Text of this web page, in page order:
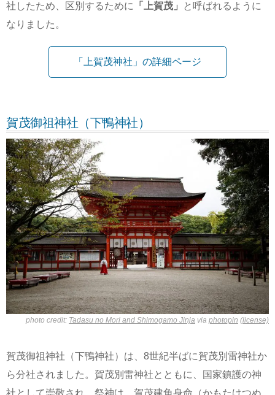
社したため、区別するために
「上賀茂」
と呼ばれるように
なりました。
「上賀茂神社」の詳細ページ
賀茂御祖神社（下鴨神社）
photo credit: Tadasu no Mori and Shimogamo Jinja via photopin (license)
賀茂御祖神社（下鴨神社）は、8世紀半ばに賀茂別雷神社か
ら分社されました。賀茂別雷神社とともに、国家鎮護の神